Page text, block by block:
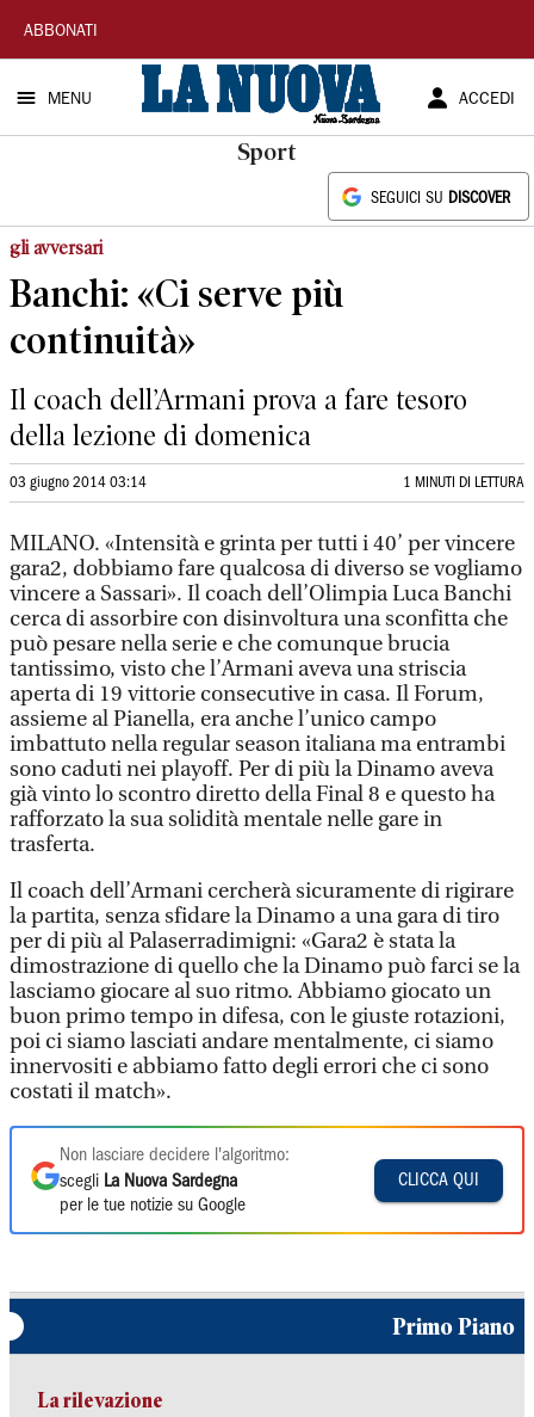
La
Nuova
Sardegna
ABBONATI
MENU ACCEDI
Sport
SEGUICI SU DISCOVER
gli avversari
Banchi: «Ci serve più
continuità»
Il coach dell’Armani prova a fare tesoro
della lezione di domenica
03 giugno 2014 03:14 1 MINUTI DI LETTURA
MILANO. «Intensità e grinta per tutti i 40’ per vincere
gara2, dobbiamo fare qualcosa di diverso se vogliamo
vincere a Sassari». Il coach dell’Olimpia Luca Banchi
cerca di assorbire con disinvoltura una sconfitta che
può pesare nella serie e che comunque brucia
tantissimo, visto che l’Armani aveva una striscia
aperta di 19 vittorie consecutive in casa. Il Forum,
assieme al Pianella, era anche l’unico campo
imbattuto nella regular season italiana ma entrambi
sono caduti nei playoff. Per di più la Dinamo aveva
già vinto lo scontro diretto della Final 8 e questo ha
rafforzato la sua solidità mentale nelle gare in
trasferta.
Il coach dell’Armani cercherà sicuramente di rigirare
la partita, senza sfidare la Dinamo a una gara di tiro
per di più al Palaserradimigni: «Gara2 è stata la
dimostrazione di quello che la Dinamo può farci se la
lasciamo giocare al suo ritmo. Abbiamo giocato un
buon primo tempo in difesa, con le giuste rotazioni,
poi ci siamo lasciati andare mentalmente, ci siamo
innervositi e abbiamo fatto degli errori che ci sono
costati il match».
Non lasciare decidere l'algoritmo:
scegli La Nuova Sardegna
per le tue notizie su Google
CLICCA QUI
Primo Piano
La rilevazione